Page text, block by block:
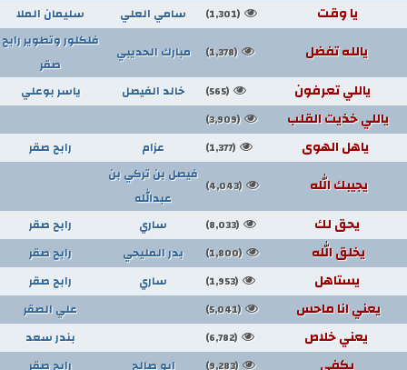
يا وقت (1,301) سامي العلي سليمان الملا
يالله تفضل (1,378) مبارك الحديبي
فلكلور وتطوير رابح
صقر
ياللي تعرفون (565) خالد الفيصل ياسر بوعلي
ياللي خذيت القلب (3,909)
ياهل الهوى (1,377) عزام رابح صقر
يجيبك الله (4,043)
فيصل بن تركي بن
عبدالله
يحق لك (8,033) ساري رابح صقر
يخلق الله (1,800) بدر المليحي رابح صقر
يستاهل (1,953) ساري رابح صقر
يعني انا ماحس (5,041) علي الصقر
يعني خلاص (6,782) بندر سعد
يكفي (9,283) ابو صالح رابح صقر